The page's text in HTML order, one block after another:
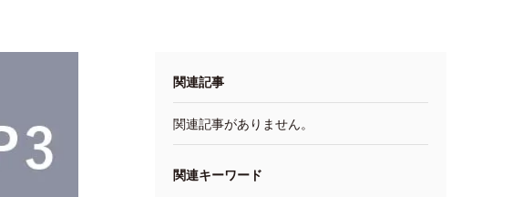
関連記事
関連記事がありません。
関連キーワード